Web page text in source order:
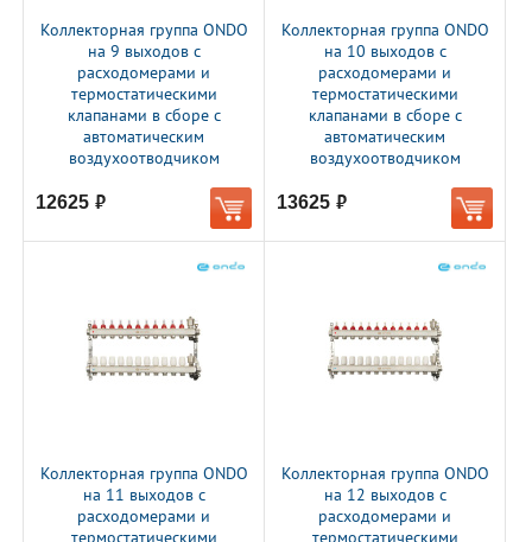
Коллекторная группа ONDO
на 9 выходов с
расходомерами и
термостатическими
клапанами в сборе с
автоматическим
воздухоотводчиком
12625 руб.
Коллекторная группа ONDO
на 10 выходов с
расходомерами и
термостатическими
клапанами в сборе с
автоматическим
воздухоотводчиком
13625 руб.
Коллекторная группа ONDO
на 11 выходов с
расходомерами и
термостатическими
Коллекторная группа ONDO
на 12 выходов с
расходомерами и
термостатическими